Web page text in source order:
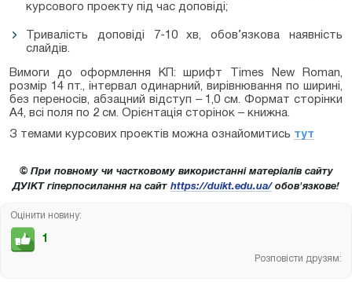
курсового проекту під час доповіді;
Тривалість доповіді 7-10 хв, обов’язкова наявність
слайдів.
Вимоги до оформлення КП: шрифт Times New Roman,
розмір 14 пт., інтервал одинарний, вирівнювання по ширині,
без переносів, абзацний відступ – 1,0 см. Формат сторінки
А4, всі поля по 2 см. Орієнтація сторінок – книжна.
З темами курсових проектів можна ознайомитись тут
© При повному чи частковому використанні матеріалів сайту
ДУІКТ гіперпосилання на сайт https://duikt.edu.ua/обов'язкове!
Оцінити новину:
1
Розповісти друзям: